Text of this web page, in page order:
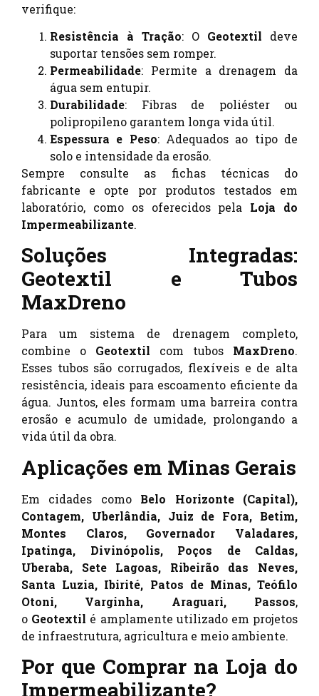
verifique:
Resistência à Tração: O Geotextil deve
suportar tensões sem romper.
Permeabilidade: Permite a drenagem da
água sem entupir.
Durabilidade: Fibras de poliéster ou
polipropileno garantem longa vida útil.
Espessura e Peso: Adequados ao tipo de
solo e intensidade da erosão.
Sempre consulte as fichas técnicas do
fabricante e opte por produtos testados em
laboratório, como os oferecidos pela Loja do
Impermeabilizante.
Soluções Integradas:
Geotextil e Tubos
MaxDreno
Para um sistema de drenagem completo,
combine o Geotextil com tubos MaxDreno.
Esses tubos são corrugados, flexíveis e de alta
resistência, ideais para escoamento eficiente da
água. Juntos, eles formam uma barreira contra
erosão e acumulo de umidade, prolongando a
vida útil da obra.
Aplicações em Minas Gerais
Em cidades como Belo Horizonte (Capital),
Contagem, Uberlândia, Juiz de Fora, Betim,
Montes Claros, Governador Valadares,
Ipatinga, Divinópolis, Poços de Caldas,
Uberaba, Sete Lagoas, Ribeirão das Neves,
Santa Luzia, Ibirité, Patos de Minas, Teófilo
Otoni, Varginha, Araguari, Passos,
o Geotextil é amplamente utilizado em projetos
de infraestrutura, agricultura e meio ambiente.
Por que Comprar na Loja do
Impermeabilizante?